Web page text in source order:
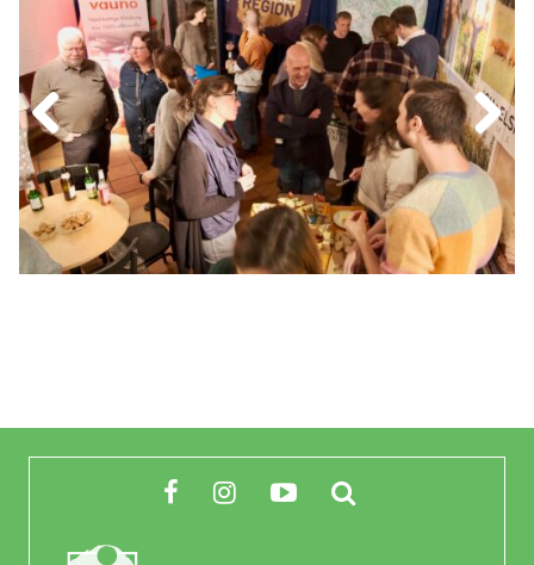
Previous Next